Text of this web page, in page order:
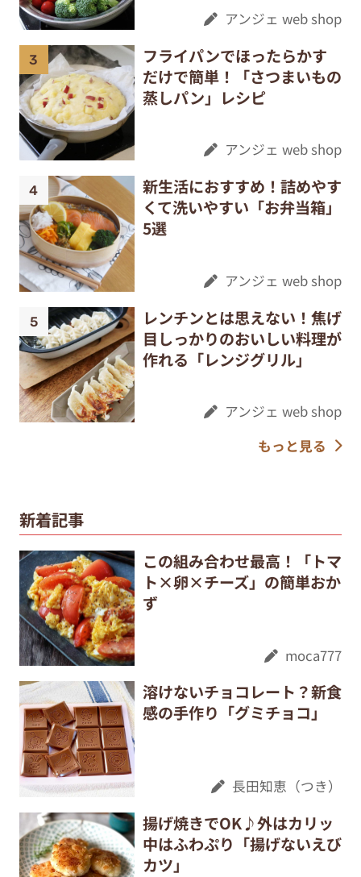
アンジェ web shop
フライパンでほったらかす
だけで簡単！「さつまいもの
蒸しパン」レシピ
アンジェ web shop
新生活におすすめ！詰めやす
くて洗いやすい「お弁当箱」
5選
アンジェ web shop
レンチンとは思えない！焦げ
目しっかりのおいしい料理が
作れる「レンジグリル」
アンジェ web shop
もっと見る
新着記事
この組み合わせ最高！「トマ
ト×卵×チーズ」の簡単おか
ず
moca777
溶けないチョコレート？新食
感の手作り「グミチョコ」
長田知恵（つき）
揚げ焼きでOK♪外はカリッ
中はふわぷり「揚げないえび
カツ」